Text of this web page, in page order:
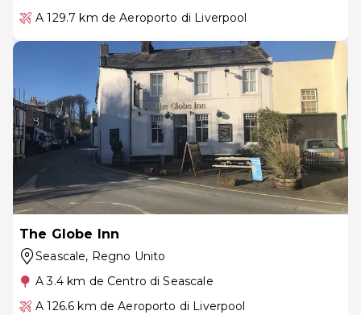
A 129.7 km de Aeroporto di Liverpool
The Globe Inn
Seascale, Regno Unito
A 3.4 km de Centro di Seascale
A 126.6 km de Aeroporto di Liverpool